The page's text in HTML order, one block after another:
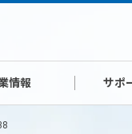
情報 サポ